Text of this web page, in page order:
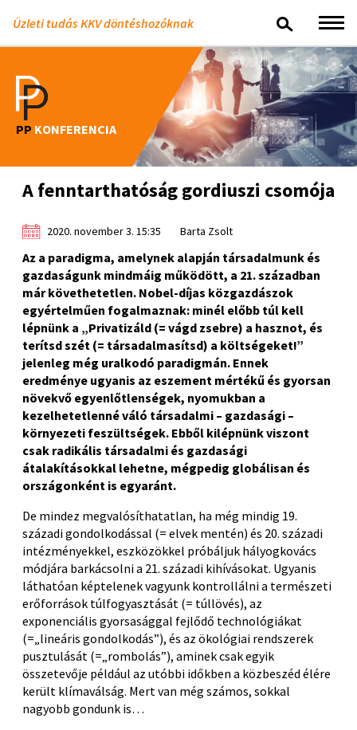
Üzleti tudás KKV döntéshozóknak
PP KONFERENCIA
A fenntarthatóság gordiuszi csomója
2020. november 3. 15:35 Barta Zsolt
Az a paradigma, amelynek alapján társadalmunk és
gazdaságunk mindmáig működött, a 21. században
már követhetetlen. Nobel-díjas közgazdászok
egyértelműen fogalmaznak: minél előbb túl kell
lépnünk a „Privatizáld (= vágd zsebre) a hasznot, és
terítsd szét (= társadalmasítsd) a költségeket!”
jelenleg még uralkodó paradigmán. Ennek
eredménye ugyanis az eszement mértékű és gyorsan
növekvő egyenlőtlenségek, nyomukban a
kezelhetetlenné váló társadalmi – gazdasági –
környezeti feszültségek. Ebből kilépnünk viszont
csak radikális társadalmi és gazdasági
átalakításokkal lehetne, mégpedig globálisan és
országonként is egyaránt.
De mindez megvalósíthatatlan, ha még mindig 19.
századi gondolkodással (= elvek mentén) és 20. századi
intézményekkel, eszközökkel próbáljuk hályogkovács
módjára barkácsolni a 21. századi kihívásokat. Ugyanis
láthatóan képtelenek vagyunk kontrollálni a természeti
erőforrások túlfogyasztását (= túllövés), az
exponenciális gyorsasággal fejlődő technológiákat
(=„lineáris gondolkodás”), és az ökológiai rendszerek
pusztulását (=„rombolás”), aminek csak egyik
összetevője például az utóbbi időkben a közbeszéd élére
került klímaválság. Mert van még számos, sokkal
nagyobb gondunk is…